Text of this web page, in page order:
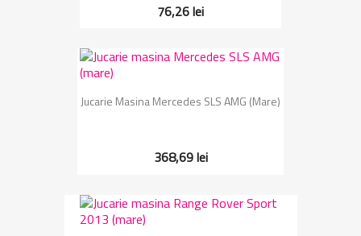
76,26 lei
Jucarie Masina Mercedes SLS AMG (mare)
368,69 lei